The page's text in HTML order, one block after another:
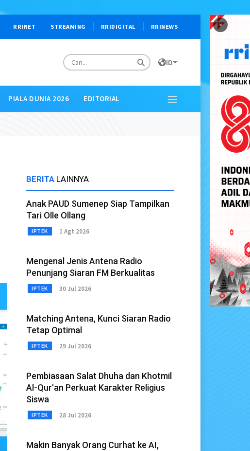
×
RRINET STREAMING RRIDIGITAL RRINEWS
ID
PIALA DUNIA 2026 EDITORIAL
BERITA LAINNYA
Anak PAUD Sumenep Siap Tampilkan
Tari Olle Ollang
IPTEK 1 Agt 2026
Mengenal Jenis Antena Radio
Penunjang Siaran FM Berkualitas
IPTEK 30 Jul 2026
Matching Antena, Kunci Siaran Radio
Tetap Optimal
IPTEK 29 Jul 2026
Pembiasaan Salat Dhuha dan Khotmil
Al-Qur'an Perkuat Karakter Religius
Siswa
IPTEK 28 Jul 2026
Makin Banyak Orang Curhat ke AI,